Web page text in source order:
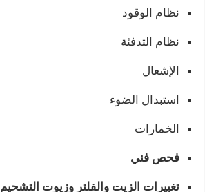
نظام الوقود
نظام التدفئة
الإشعال
استبدال الضوء
الخمارات
فحص فني
تغييرات الزيت والفلتر وزيوت التشحيم